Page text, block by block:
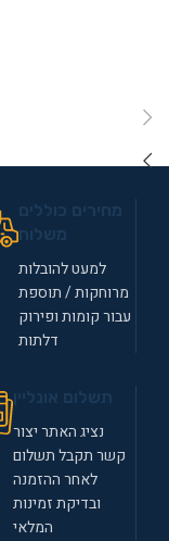
למעט להובלות
מרוחקות / תוספת
עבור קומות ופירוק
דלתות
נציג האתר יצור
קשר תקבל תשלום
לאחר ההזמנה
ובדיקת זמינות
המלאי